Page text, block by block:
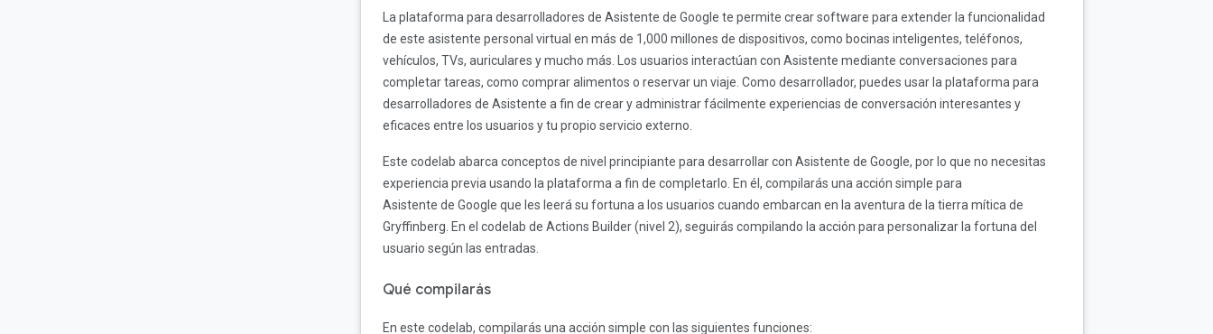
La plataforma para desarrolladores de Asistente de Google te permite crear software para extender la funcionalidad
de este asistente personal virtual en más de 1,000 millones de dispositivos, como bocinas inteligentes, teléfonos,
vehículos, TVs, auriculares y mucho más. Los usuarios interactúan con Asistente mediante conversaciones para
completar tareas, como comprar alimentos o reservar un viaje. Como desarrollador, puedes usar la plataforma para
desarrolladores de Asistente a fin de crear y administrar fácilmente experiencias de conversación interesantes y
eficaces entre los usuarios y tu propio servicio externo.
Este codelab abarca conceptos de nivel principiante para desarrollar con Asistente de Google, por lo que no necesitas
experiencia previa usando la plataforma a fin de completarlo. En él, compilarás una acción simple para
Asistente de Google que les leerá su fortuna a los usuarios cuando embarcan en la aventura de la tierra mítica de
Gryffinberg. En el codelab de Actions Builder (nivel 2), seguirás compilando la acción para personalizar la fortuna del
usuario según las entradas.
Qué compilarás
En este codelab, compilarás una acción simple con las siguientes funciones: